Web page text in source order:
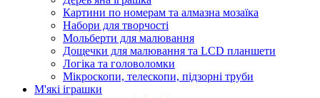
Картини по номерам та алмазна мозаїка
Набори для творчості
Мольберти для малювання
Дощечки для малювання та LCD планшети
Логіка та головоломки
Мікроскопи, телескопи, підзорні труби
М'які іграшки